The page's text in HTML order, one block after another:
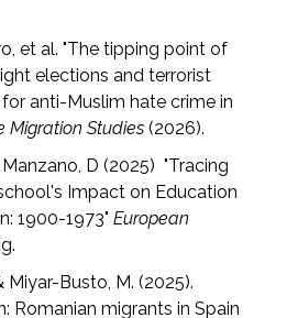
et al. "The tipping point of
elections and terrorist
anti-Muslim hate crime in
Migration Studies (2026).
D (2025) "Tracing
Impact on Education
1900-1973"European
Busto, M. (2025).
Romanian migrants in Spain